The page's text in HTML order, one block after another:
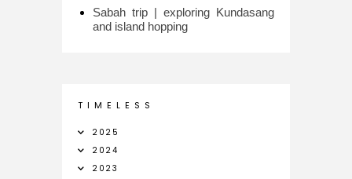
Sabah trip | exploring Kundasang
and island hopping
T I M E L E S S
2025
2024
2023